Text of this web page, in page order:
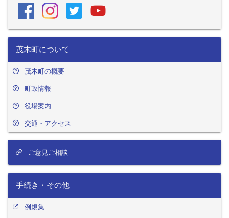
茂木町について
茂木町の概要
町政情報
役場案内
交通・アクセス
ご意見ご相談
手続き・その他
例規集